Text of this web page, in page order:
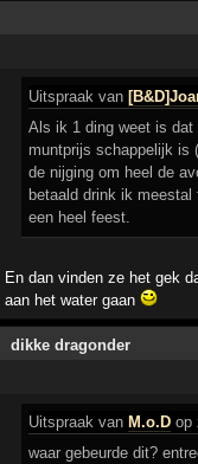
Uitspraak van
Als ik 1 ding weet is
muntprijs schappelijk is
de nijging om heel de
betaald drink ik
een heel feest.
En dan vinden ze het gek
aan het water gaan
dikke dragonder
Uitspraak van M.o.D op
waar gebeurde dit?